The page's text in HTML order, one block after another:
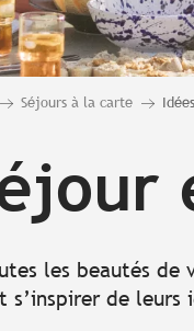
Séjours à la carte
les beautés de
s’inspirer de